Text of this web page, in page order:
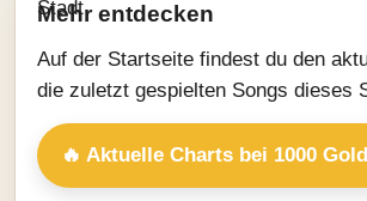
Mehr entdecken
Auf der Startseite findest du den
die zuletzt gespielten Songs dieses
🔥 Aktuelle Charts bei 1000